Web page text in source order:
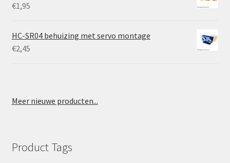
€1,95
HC-SR04 behuizing met servo montage
€2,45
Meer nieuwe producten...
Product Tags